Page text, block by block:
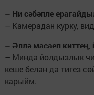
– Ни сәбәпле
– Камерадан курку,
– Әллә масаеп
– Миндә йолдызлык
кеше белән дә тигез
карыйм.